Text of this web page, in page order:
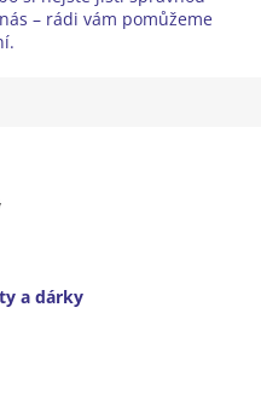
– rádi vám pomůžeme
a dárky